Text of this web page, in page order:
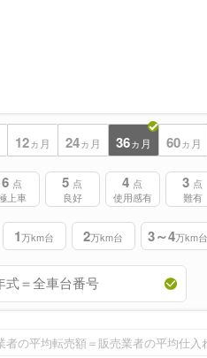
12ヵ月 24ヵ月 36ヵ月 60ヵ月
6 点
上車
5 点
良好
4 点
使用感有
3 点
難有
1万km台 2万km台 3～4万km台
の平均転売額＝販売業者の平均仕入